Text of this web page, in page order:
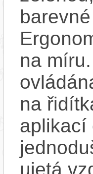
na
na
aplikací
ujetá